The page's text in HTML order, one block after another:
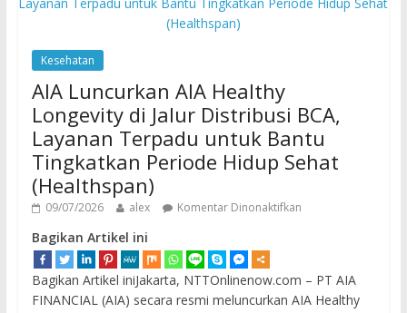
Kesehatan
AIA Luncurkan AIA Healthy
Longevity di Jalur Distribusi BCA,
Layanan Terpadu untuk Bantu
Tingkatkan Periode Hidup Sehat
(Healthspan)
09/07/2026 alex Komentar Dinonaktifkan
Bagikan Artikel ini
Bagikan Artikel iniJakarta, NTTOnlinenow.com – PT AIA
FINANCIAL (AIA) secara resmi meluncurkan AIA Healthy